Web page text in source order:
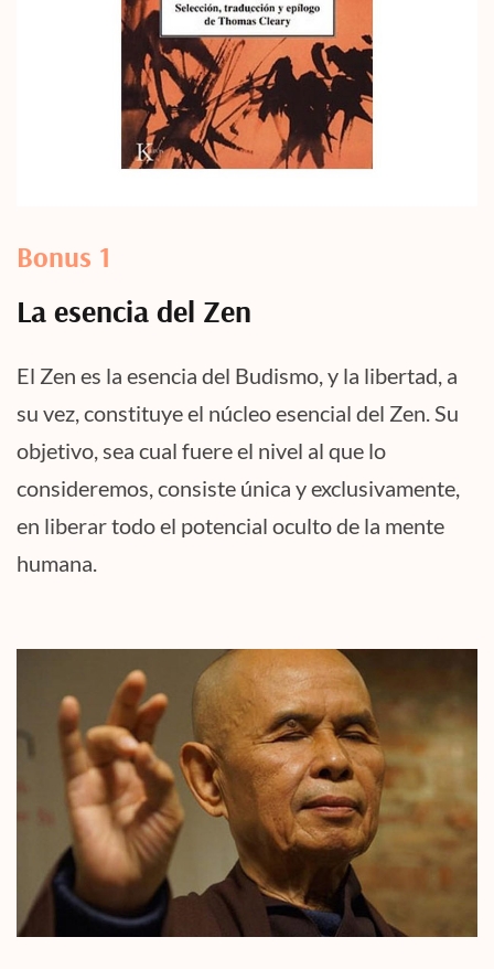
Bonus 1
La esencia del Zen
El Zen es la esencia del Budismo, y la libertad, a
su vez, constituye el núcleo esencial del Zen. Su
objetivo, sea cual fuere el nivel al que lo
consideremos, consiste única y exclusivamente,
en liberar todo el potencial oculto de la mente
humana.